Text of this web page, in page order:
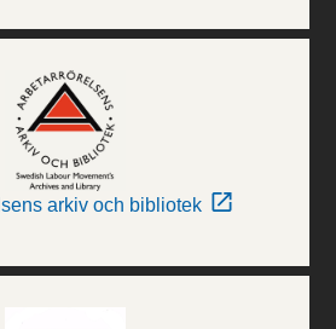
arkiv och bibliotek